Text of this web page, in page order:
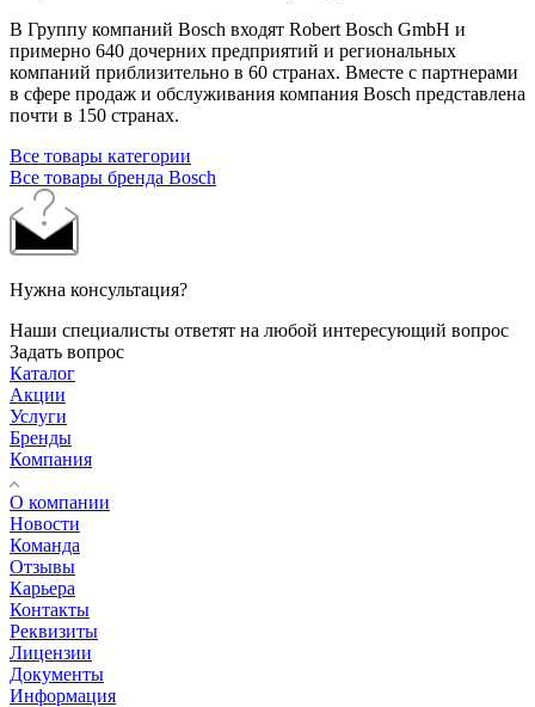
В Группу компаний Bosch входят Robert Bosch GmbH и
примерно 640 дочерних предприятий и региональных
компаний приблизительно в 60 странах. Вместе с партнерами
в сфере продаж и обслуживания компания Bosch представлена
почти в 150 странах.
Все товары категории
Все товары бренда Bosch
Нужна консультация?
Наши специалисты ответят на любой интересующий вопрос
Задать вопрос
Каталог
Акции
Услуги
Бренды
Компания
О компании
Новости
Команда
Отзывы
Карьера
Контакты
Реквизиты
Лицензии
Документы
Информация